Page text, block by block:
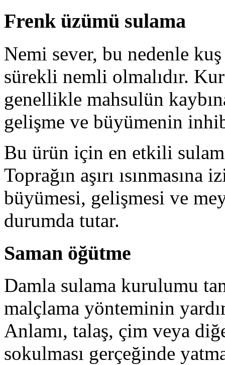
Frenk üzümü sulama
Nemi sever, bu nedenle
sürekli nemli olmalıdır.
genellikle mahsulün
gelişme ve büyümenin
Bu ürün için en etkili
Toprağın aşırı
büyümesi, gelişmesi ve
durumda tutar.
Saman öğütme
Damla sulama kurulumu
malçlama yönteminin
Anlamı, talaş, çim veya
sokulması gerçeğinde